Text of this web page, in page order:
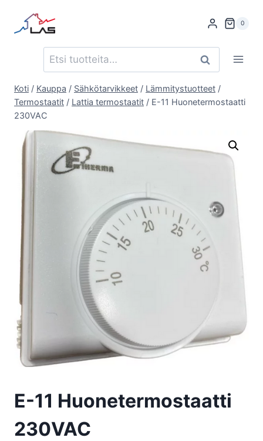
sisältöön
0
Etsi: Haku
Koti / Kauppa / Sähkötarvikkeet / Lämmitystuotteet /
Termostaatit / Lattia termostaatit / E-11 Huonetermostaatti
230VAC
E-11 Huonetermostaatti
230VAC